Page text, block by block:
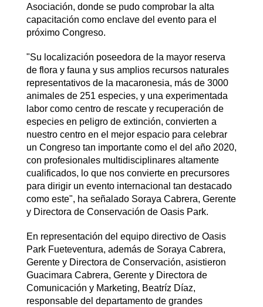
Asociación, donde se pudo comprobar la alta
capacitación como enclave del evento para el
próximo Congreso.
"Su localización poseedora de la mayor reserva
de flora y fauna y sus amplios recursos naturales
representativos de la macaronesia, más de 3000
animales de 251 especies, y una experimentada
labor como centro de rescate y recuperación de
especies en peligro de extinción, convierten a
nuestro centro en el mejor espacio para celebrar
un Congreso tan importante como el del año 2020,
con profesionales multidisciplinares altamente
cualificados, lo que nos convierte en precursores
para dirigir un evento internacional tan destacado
como este", ha señalado Soraya Cabrera, Gerente
y Directora de Conservación de Oasis Park.
En representación del equipo directivo de Oasis
Park Fueteventura, además de Soraya Cabrera,
Gerente y Directora de Conservación, asistieron
Guacimara Cabrera, Gerente y Directora de
Comunicación y Marketing, Beatríz Díaz,
responsable del departamento de grandes